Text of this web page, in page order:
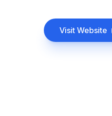
Visit Website